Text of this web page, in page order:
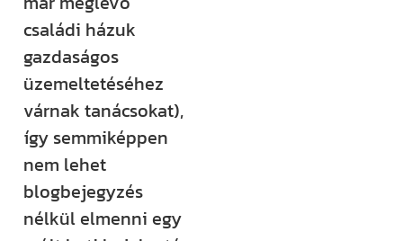
családi házuk
gazdaságos
üzemeltetéséhez
várnak tanácsokat),
így semmiképpen
nem lehet
blogbejegyzés
nélkül elmenni egy